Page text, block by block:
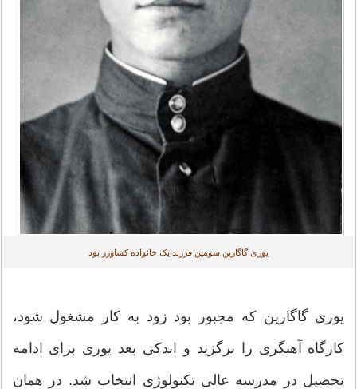
یوری گاگارین سومین فرزند یک خانواده کشاورز بود
یوری گاگارین که مجبور بود زود به کار مشغول شود،
کارگاه آهنگری را برگزید و اندکی بعد یوری برای ادامه‌
تحصیل در مدرسه‌ عالی تکنولوژی انتخاب شد. در‌‌ همان